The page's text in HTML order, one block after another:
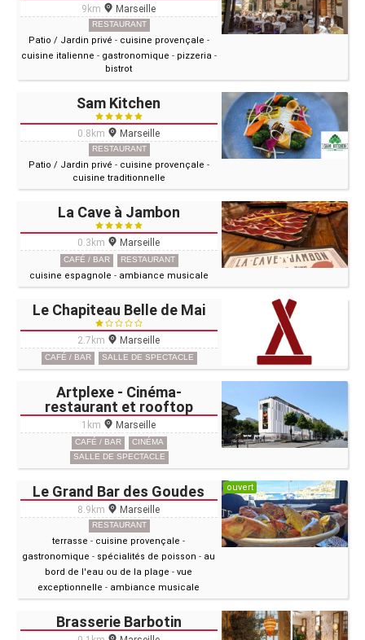
9km Marseille
RESTAURANT
Patio / Jardin privé - cuisine provençale -
cuisine italienne - gastronomique - pizzeria -
bistrot
Sam Kitchen
0.8km Marseille
RESTAURANT
Patio / Jardin privé - cuisine provençale -
cuisine traditionnelle
La Cave à Jambon
0.3km Marseille
CAFÉ / BAR RESTAURANT
cuisine espagnole - ambiance musicale
Le Chapiteau Belle de Mai
2.7km Marseille
CAFÉ / BAR SALLE DE SPECTACLE
Artplexe - Cinéma-
restaurant et rooftop
1km Marseille
CAFÉ / BAR
CINÉMA
SALLE DE SPECTACLE
Le Grand Bar des Goudes
8.9km Marseille
RESTAURANT
terrasse - cuisine provençale -
gastronomique - spécialités de poisson - au
bord de l'eau ou de la plage -vue
exceptionnelle - ambiance musicale
ouvert
Brasserie Barbotin